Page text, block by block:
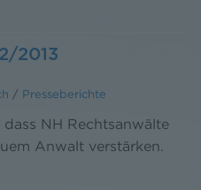
2013
/ Presseberichte
NH Rechtsanwälte
Anwalt verstärken.